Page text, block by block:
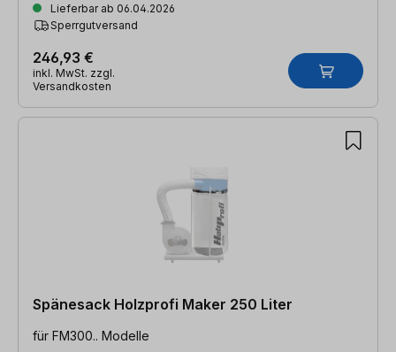
Lieferbar ab 06.04.2026
Sperrgutversand
246,93 €
inkl. MwSt. zzgl.
Versandkosten
Spänesack Holzprofi Maker 250 Liter
für FM300.. Modelle